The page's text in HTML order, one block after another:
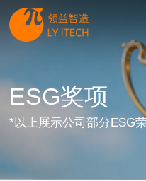
ESG奖项
*以上展示公司部分ESG